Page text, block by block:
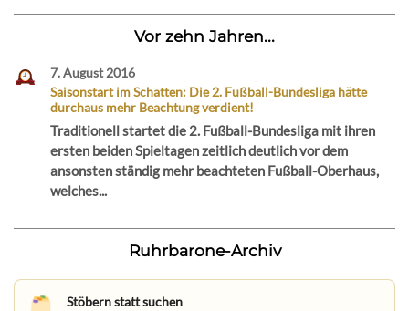
Vor zehn Jahren...
7. August 2016
Saisonstart im Schatten: Die 2. Fußball-Bundesliga hätte
durchaus mehr Beachtung verdient!
Traditionell startet die 2. Fußball-Bundesliga mit ihren
ersten beiden Spieltagen zeitlich deutlich vor dem
ansonsten ständig mehr beachteten Fußball-Oberhaus,
welches...
Ruhrbarone-Archiv
Stöbern statt suchen